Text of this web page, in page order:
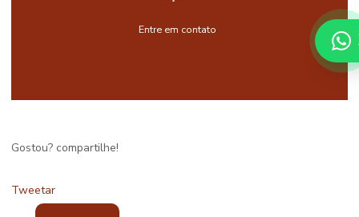
Entre em contato
Gostou? compartilhe!
Tweetar